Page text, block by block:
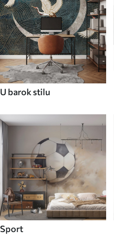
U barok stilu
Sport